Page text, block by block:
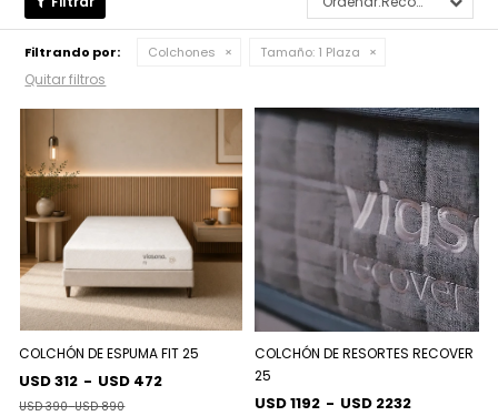
Filtrando por: Colchones Tamaño: 1 Plaza
Quitar filtros
COLCHÓN DE ESPUMA FIT 25
USD 312 - USD 472
USD 390-USD 890
COLCHÓN DE RESORTES RECOVER
25
USD 1192 - USD 2232